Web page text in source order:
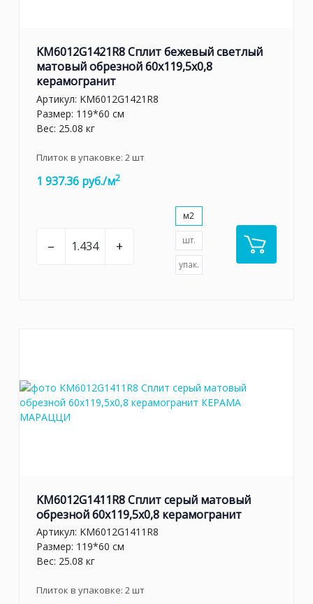
KM6012G1421R8 Сплит бежевый светлый
матовый обрезной 60x119,5x0,8
керамогранит
Артикул: KM6012G1421R8
Размер: 119*60 см
Вес: 25.08 кг
Плиток в упаковке: 2шт
1 937.36 руб./м2
– +
м2
шт.
упак.
KM6012G1411R8 Сплит серый матовый
обрезной 60x119,5x0,8 керамогранит
Артикул: KM6012G1411R8
Размер: 119*60 см
Вес: 25.08 кг
Плиток в упаковке: 2шт